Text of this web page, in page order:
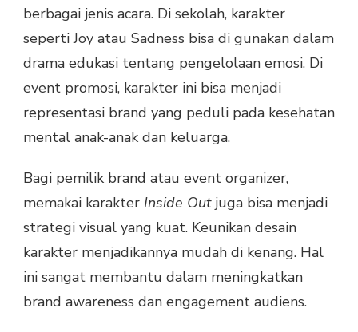
berbagai jenis acara. Di sekolah, karakter
seperti Joy atau Sadness bisa di gunakan dalam
drama edukasi tentang pengelolaan emosi. Di
event promosi, karakter ini bisa menjadi
representasi brand yang peduli pada kesehatan
mental anak-anak dan keluarga.
Bagi pemilik brand atau event organizer,
memakai karakter Inside Outjuga bisa menjadi
strategi visual yang kuat. Keunikan desain
karakter menjadikannya mudah di kenang. Hal
ini sangat membantu dalam meningkatkan
brand awareness dan engagement audiens.